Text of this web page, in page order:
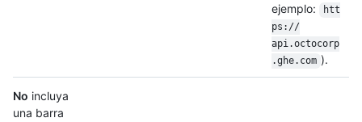
ejemplo:
htt
ps://
api.octocorp
.ghe.com ).
No incluya
una barra